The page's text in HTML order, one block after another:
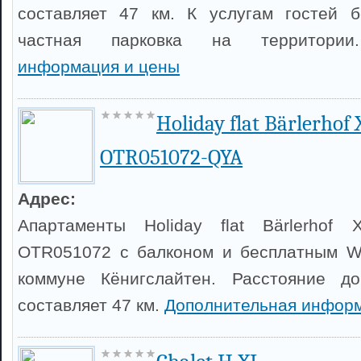
составляет 47 км. К услугам гостей
частная парковка на
информация и цены
Holiday flat Bärlerhof
OTR051072-QYA
Адрес:
Апартаменты Holiday flat Bärlerhof
OTR051072 с балконом и бесплатным
коммуне Кёнигслайтен. Расстояние
составляет 47 км. Дополнительная